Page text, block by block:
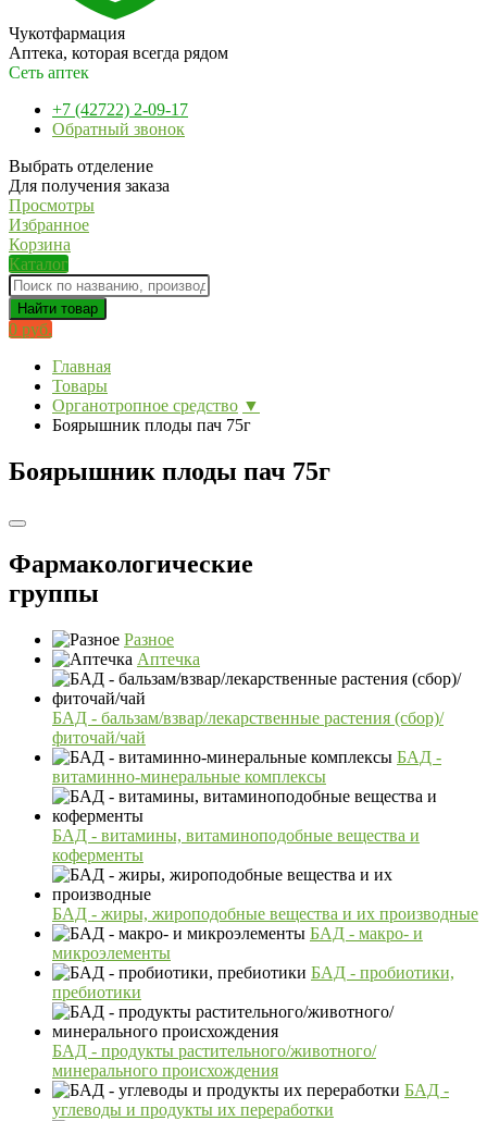
Чукотфармация
Аптека, которая всегда рядом
Сеть аптек
+7 (42722) 2-09-17
Обратный звонок
Выбрать отделение
Для получения заказа
Просмотры
Избранное
Корзина
Каталог
Найти товар
0 руб.
Главная
Товары
Органотропное средство ▼
Боярышник плоды пач 75г
Боярышник плоды пач 75г
Фармакологические
группы
Разное
Аптечка
БАД - бальзам/взвар/лекарственные растения (сбор)/
фиточай/чай
БАД -
витаминно-минеральные комплексы
БАД - витамины, витаминоподобные вещества и
коферменты
БАД - жиры, жироподобные вещества и их производные
БАД - макро- и
микроэлементы
БАД - пробиотики,
пребиотики
БАД - продукты растительного/животного/
минерального происхождения
БАД -
углеводы и продукты их переработки